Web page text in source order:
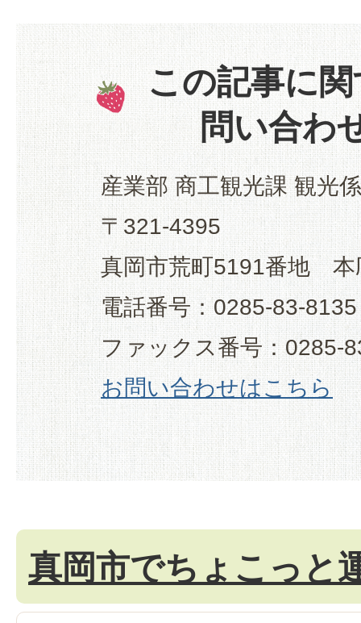
この記事に
問い合わ
産業部 商工観光課 観光係
〒321-4395
真岡市荒町5191番地 本
電話番号：0285-83-8135
ファックス番号：0285-
お問い合わせはこちら
真岡市でちょこっと